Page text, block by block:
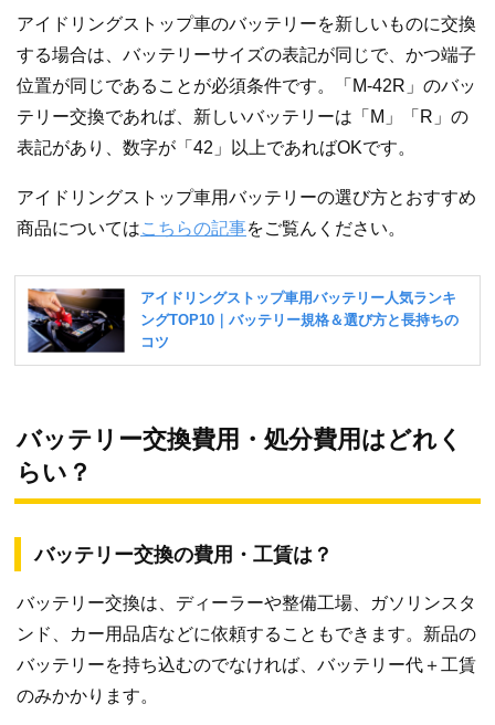
アイドリングストップ車のバッテリーを新しいものに交換
する場合は、バッテリーサイズの表記が同じで、かつ端子
位置が同じであることが必須条件です。「M-42R」のバッ
テリー交換であれば、新しいバッテリーは「M」「R」の
表記があり、数字が「42」以上であればOKです。
アイドリングストップ車用バッテリーの選び方とおすすめ
商品についてはこちらの記事をご覧んください。
バッテリー交換費用・処分費用はどれく
らい？
バッテリー交換の費用・工賃は？
バッテリー交換は、ディーラーや整備工場、ガソリンスタ
ンド、カー用品店などに依頼することもできます。新品の
バッテリーを持ち込むのでなければ、バッテリー代＋工賃
のみかかります。